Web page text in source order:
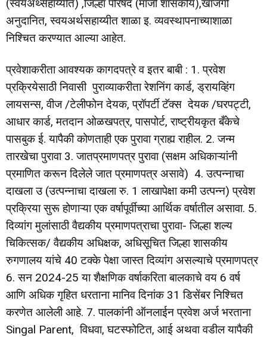
(स्वंयअर्थ्सहाय्यीत) ,जिल्हा परिषद (माजी शासकीय),खाजगी
अनुदानित, स्वयअर्थसहाय्यीत शाळा इ. व्यवस्थापनाच्याशाळा
निश्चित करण्यात आल्या आहेत.
प्रवेशाकरीता आवश्यक कागदपत्रे व इतर बाबी : 1. प्रवेश
प्रक्रियेसाठी निवासी पुराव्याकरीता रेशनिंग कार्ड, ड्रायव्हिंग
लायसन्स, वीज /टेलीफोन देयक, प्रॉपर्टी टॅक्स देयक /घरपट्टी,
आधार कार्ड, मतदान ओळखपत्र, पासपोर्ट, राष्ट्रीयकृत बँकेचे
पासबुक ई. यापैकी कोणताही एक पुरावा ग्राह्य राहील. 2. जन्म
तारखेचा पुरावा 3. जातप्रमाणपत्र पुरावा (सक्षम अधिकाऱ्यांनी
प्रमाणित करून दिलेले जात प्रमाणपत्र असावे) 4. उत्पन्नाचा
दाखला उ (उत्पन्नाचा दाखला रु. 1 लाखापेक्षा कमी उत्पन्न) प्रवेश
प्रक्रिया सुरू होणाऱ्या एक वर्षापूर्वीच्या आर्थिक वर्षातील असावा. 5.
दिव्यांग मुलांसाठी वैद्यकीय प्रमाणपत्राचा पुरावा- जिल्हा शल्य
चिकित्सक/ वैद्यकीय अधिक्षक, अधिसूचित जिल्हा शासकीय
रुगणालय यांचे 40 टक्के पेक्षा जास्त दिव्यांग असल्याचे प्रमाणपत्र
6. सन 2024-25 या शैक्षणिक वर्षाकरिता बालकाचे वय 6 वर्ष
आणि अधिक गृहित धरताना मानिव दिनांक 31 डिसेंबर निश्चित
करणेत आलेली आहे. 7. पालकांनी ऑनलाईन प्रवेश अर्ज भरताना
Singal Parent, विधवा, घटस्फोटित, आई अथवा वडील यापैकी